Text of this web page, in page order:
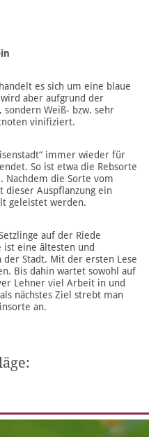
es sich um eine blaue
aber aufgrund der
sondern Weiß- bzw. sehr
vinifiziert.
immer wieder für
So ist etwa die Rebsorte
Nachdem die Sorte vom
Auspflanzung ein
geleistet werden.
auf der Riede
ist eine ältesten und
Stadt. Mit der ersten Lese
Bis dahin wartet sowohl auf
Lehner viel Arbeit in und
nächstes Ziel strebt man
an.